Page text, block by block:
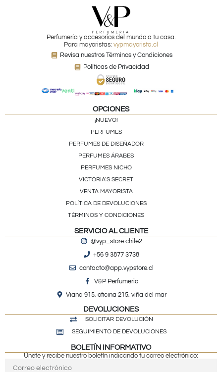
Perfumería y accesorios del mundo a tu casa.
Para mayoristas: vypmayorista.cl
Revisa nuestros Términos y Condiciones
Políticas de Privacidad
OPCIONES
¡NUEVO!
PERFUMES
PERFUMES DE DISEÑADOR
PERFUMES ÁRABES
PERFUMES NICHO
VICTORIA’S SECRET
VENTA MAYORISTA
POLÍTICA DE DEVOLUCIONES
TÉRMINOS Y CONDICIONES
SERVICIO AL CLIENTE
@vyp_store.chile2
+56 9 3877 3738
contacto@app.vypstore.cl
V&P Perfumeria
Viana 915, oficina 215, viña del mar
DEVOLUCIONES
SOLICITAR DEVOLUCIÓN
SEGUIMIENTO DE DEVOLUCIONES
BOLETÍN INFORMATIVO
Únete y recibe nuestro boletín indicando tu correo electrónico: